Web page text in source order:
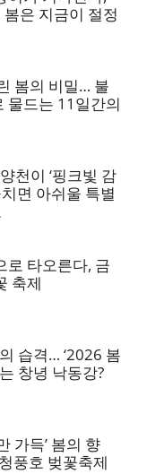
은 지금이 절정
봄의 비밀… 불
물드는 11일간의
천이 ‘핑크빛 감
면 아쉬울 특별
로 타오른다, 금
축제
습격… ‘2026 봄
창녕 낙동강?
가득’ 봄의 향
풍호 벚꽃축제